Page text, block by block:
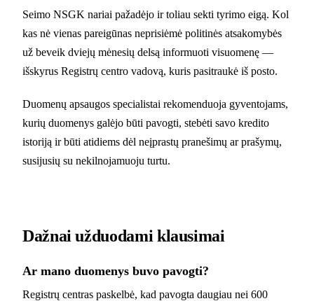
Seimo NSGK nariai pažadėjo ir toliau sekti tyrimo eigą. Kol
kas nė vienas pareigūnas neprisiėmė politinės atsakomybės
už beveik dviejų mėnesių delsą informuoti visuomenę —
išskyrus Registrų centro vadovą, kuris pasitraukė iš posto.
Duomenų apsaugos specialistai rekomenduoja gyventojams,
kurių duomenys galėjo būti pavogti, stebėti savo kredito
istoriją ir būti atidiems dėl neįprastų pranešimų ar prašymų,
susijusių su nekilnojamuoju turtu.
Dažnai užduodami klausimai
Ar mano duomenys buvo pavogti?
Registrų centras paskelbė, kad pavogta daugiau nei 600